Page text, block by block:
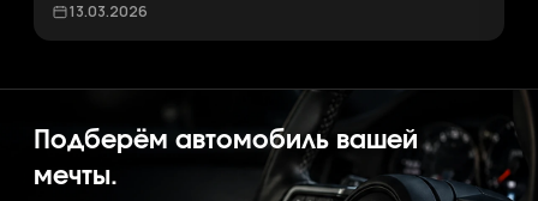
13.03.2026
Подберём автомобиль вашей
мечты.